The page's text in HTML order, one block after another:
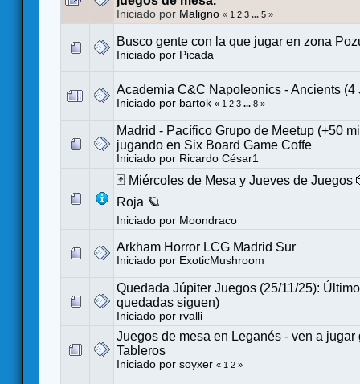
Iniciado por Maligno « 1 2 3 ... 5 »
Busco gente con la que jugar en zona
Iniciado por Picada
Academia C&C Napoleonics - Ancients (4
Iniciado por bartok « 1 2 3 ... 8 »
Madrid - Pacífico Grupo de Meetup (+50
jugando en Six Board Game Coffe
Iniciado por Ricardo César1
🃏 Miércoles de Mesa y Jueves de Juegos
Roja 🪐
Iniciado por Moondraco
Arkham Horror LCG Madrid Sur
Iniciado por ExoticMushroom
Quedada Júpiter Juegos (25/11/25):
quedadas siguen)
Iniciado por rvalli
Juegos de mesa en Leganés - ven a jugar
Tableros
Iniciado por soyxer « 1 2 »